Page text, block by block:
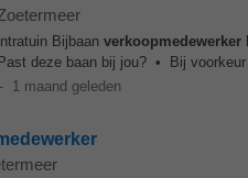
Bijbaan verkoopmedewerker
deze baan bij jou? • Bij
- 1 maand geleden